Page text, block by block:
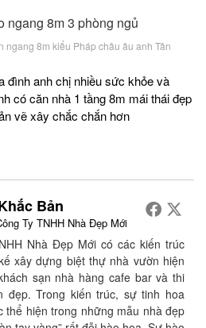
ngang 8m kiểu Pháp châu âu anh Tân
đình anh chị nhiều sức khỏe và
có căn nhà 1 tầng 8m mái thái đẹp
vẽ xây chắc chắn hơn
Bản
Ty TNHH Nhà Đẹp Mới
Nhà Đẹp Mới có các kiến trúc
xây dựng biệt thự nhà vườn hiện
sạn nhà hàng cafe bar và thi
đẹp. Trong kiến trúc, sự tinh hoa
thể hiện trong những mẫu nhà đẹp